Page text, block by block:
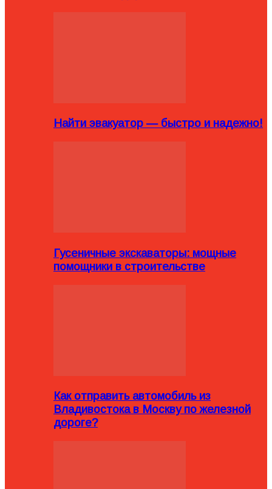
Найти эвакуатор — быстро и надежно!
Гусеничные экскаваторы: мощные
помощники в строительстве
Как отправить автомобиль из
Владивостока в Москву по железной
дороге?